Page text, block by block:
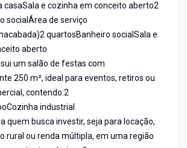
casaSala e cozinha em conceito aberto2
socialÁrea de serviço
quartosBanheiro socialSala e
aberto
um salão de festas com
250 m², ideal para eventos, retiros ou
contendo:2
industrial
quem busca investir, seja para locação,
rural ou renda múltipla, em uma região